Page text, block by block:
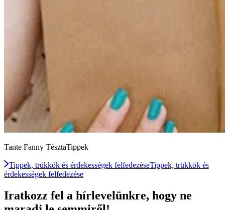
Tante Fanny TésztaTippek
Tippek, trükkök és érdekességek felfedezéseTippek, trükkök és
érdekességek felfedezése
Iratkozz fel a hírlevelünkre, hogy ne